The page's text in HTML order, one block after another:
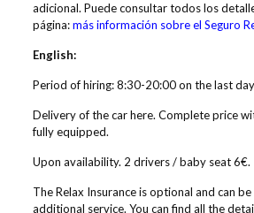
adicional. Puede consultar todos los
página:más información sobre el Seguro
English:
Period of hiring: 8:30-20:00 on the last
Delivery of the car here. Complete price
fully equipped.
Upon availability. 2 drivers / baby seat 6€.
The Relax Insurance is optional and can
additional service. You can find all the